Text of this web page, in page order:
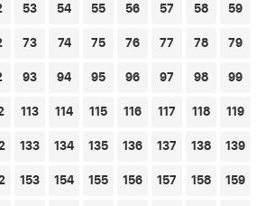
53 54 55 56 57 58 59
73 74 75 76 77 78 79
93 94 95 96 97 98 99
113 114 115 116 117 118 119
133 134 135 136 137 138 139
153 154 155 156 157 158 159